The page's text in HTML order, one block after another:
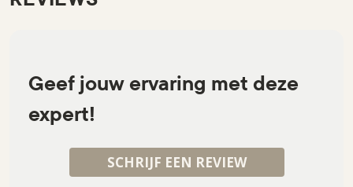
Geef jouw ervaring met deze
expert!
SCHRIJF EEN REVIEW